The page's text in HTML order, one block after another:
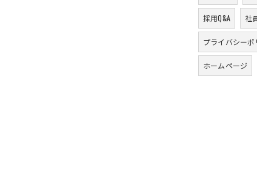
採用Q&A 社
プライバシーポ
ホームページ